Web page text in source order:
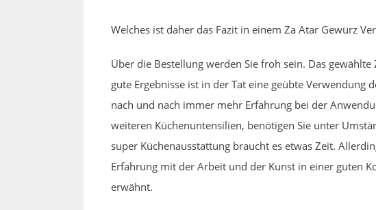
Welches ist daher das Fazit in einem Za Atar Gewürz
Über die Bestellung werden Sie froh sein. Das
gute Ergebnisse ist in der Tat eine geübte
nach und nach immer mehr Erfahrung bei der
weiteren Küchenuntensilien, benötigen Sie unter
super Küchenausstattung braucht es etwas Zeit.
Erfahrung mit der Arbeit und der Kunst in einer guten
erwähnt.